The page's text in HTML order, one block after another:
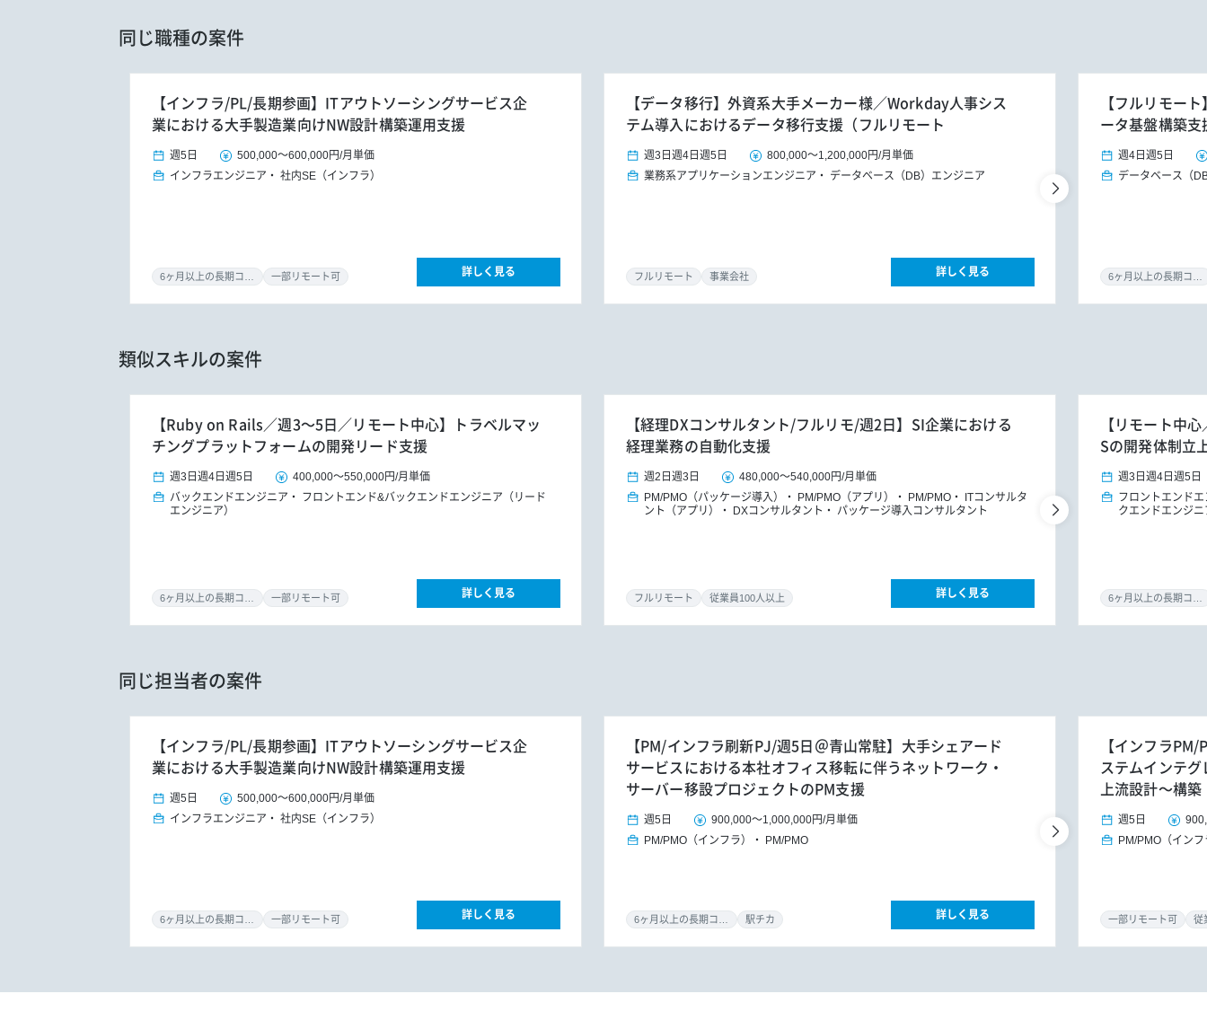
同じ職種の案件
【インフラ/PL/長期参画】ITアウトソーシングサービス企
業における大手製造業向けNW設計構築運用支援
週5日 500,000～600,000円/月単価
インフラエンジニア
社内SE（インフラ）
一部リモート可 詳しく見る
【データ移行】外資系大手メーカー様／Workday人事シス
テム導入におけるデータ移行支援（フルリモート
週3日 週4日 週5日 800,000～1,200,000円/月単価
業務系アプリケーションエンジニア
データベース（DB）エンジニア
フルリモート 事業会社 詳しく見る
【フルリモー
ータ基盤構築支
週4日 週5日
データベース（
類似スキルの案件
【Ruby on Rails／週3～5日／リモート中心】トラベルマッ
チングプラットフォームの開発リード支援
週3日 週4日 週5日 400,000～550,000円/月単価
バックエンドエンジニア
フロントエンド&バックエンドエンジニア（リード
エンジニア）
一部リモート可 詳しく見る
【経理DXコンサルタント/フルリモ/週2日】SI企業における
経理業務の自動化支援
週2日 週3日 480,000～540,000円/月単価
PM/PMO（パッケージ導入）
PM/PMO（アプリ） PM/PMO
ITコンサルタ
ント（アプリ）
DXコンサルタント パッケージ導入コンサルタント
フルリモート 従業員100人以上 詳しく見る
【リモート中
Sの開発体制立
週3日 週4日 週5日
フロントエンド
クエンドエンジ
同じ担当者の案件
【インフラ/PL/長期参画】ITアウトソーシングサービス企
業における大手製造業向けNW設計構築運用支援
週5日 500,000～600,000円/月単価
インフラエンジニア
社内SE（インフラ）
一部リモート可 詳しく見る
【PM/インフラ刷新PJ/週5日＠青山常駐】大手シェアード
サービスにおける本社オフィス移転に伴うネットワーク・
サーバー移設プロジェクトのPM支援
週5日 900,000～1,000,000円/月単価
PM/PMO（インフラ）
PM/PMO
駅チカ 詳しく見る
【インフラ
ステムインテ
上流設計～構
週5日
PM/PMO（インフ
一部リモート可 従